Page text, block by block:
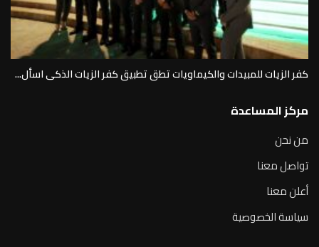
كفر الزيات للمبيدات والكيماويات تطق تطبيق كفر الزيات الذكى اسأل...
مركز المساعدة
من نحن
تواصل معنا
أعلن معنا
سياسة الخصوصية